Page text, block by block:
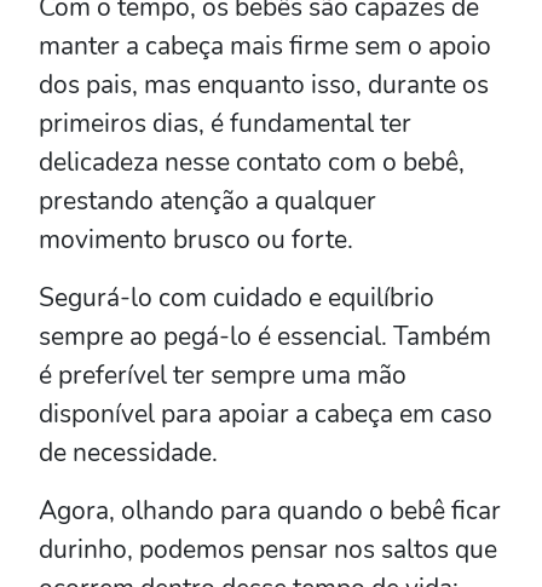
manter a cabeça mais firme sem o apoio
dos pais, mas enquanto isso, durante os
primeiros dias, é fundamental ter
delicadeza nesse contato com o bebê,
prestando atenção a qualquer
movimento brusco ou forte.
Segurá-lo com cuidado e equilíbrio
sempre ao pegá-lo é essencial. Também
é preferível ter sempre uma mão
disponível para apoiar a cabeça em caso
de necessidade.
Agora, olhando para quando o bebê ficar
durinho, podemos pensar nos saltos que